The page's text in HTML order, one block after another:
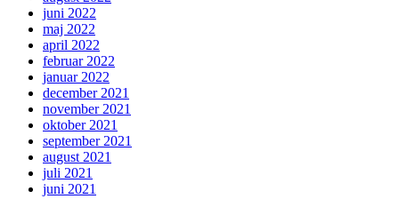
juni 2022
maj 2022
april 2022
februar 2022
januar 2022
december 2021
november 2021
oktober 2021
september 2021
august 2021
juli 2021
juni 2021